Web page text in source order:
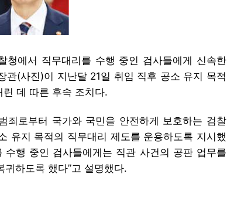
청에서 직무대리를 수행 중인 검사들에게 신속한
관(사진)이 지난달 21일 취임 직후 공소 유지 목적
린 데 따른 후속 조치다.
죄로부터 국가와 국민을 안전하게 보호하는 검찰
유지 목적의 직무대리 제도를 운용하도록 지시했
수행 중인 검사들에게는 직관 사건의 공판 업무를
하도록 했다”고 설명했다.